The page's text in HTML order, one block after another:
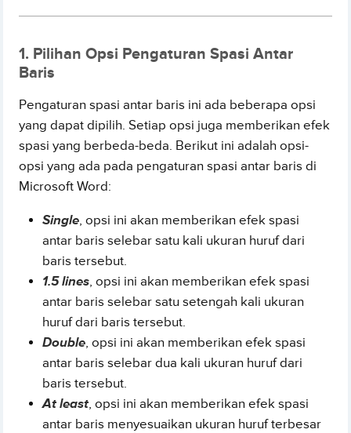
1. Pilihan Opsi Pengaturan Spasi Antar
Baris
Pengaturan spasi antar baris ini ada beberapa opsi
yang dapat dipilih. Setiap opsi juga memberikan efek
spasi yang berbeda-beda. Berikut ini adalah opsi-
opsi yang ada pada pengaturan spasi antar baris di
Microsoft Word:
Single, opsi ini akan memberikan efek spasi
antar baris selebar satu kali ukuran huruf dari
baris tersebut.
1.5 lines, opsi ini akan memberikan efek spasi
antar baris selebar satu setengah kali ukuran
huruf dari baris tersebut.
Double, opsi ini akan memberikan efek spasi
antar baris selebar dua kali ukuran huruf dari
baris tersebut.
At least, opsi ini akan memberikan efek spasi
antar baris menyesuaikan ukuran huruf terbesar